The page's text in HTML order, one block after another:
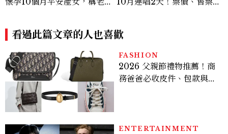
看過此篇文章的人也喜歡
FASHION
2026 父親節禮物推薦！商
務爸爸必收皮件、包款與鞋
ENTERTAINMENT